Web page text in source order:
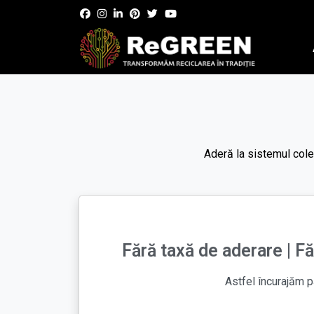
Aderă la sistemul
Fără taxă de aderare |
Astfel încurajăm